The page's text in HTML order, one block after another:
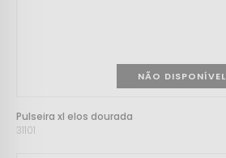
NÃO DISPONÍVEL
Pulseira xl elos dourada
31101